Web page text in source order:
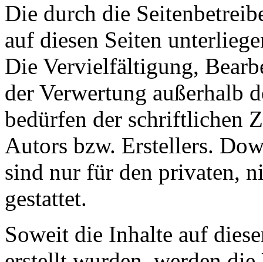
Die durch die
auf diesen Seiten
Die Vervielfältigung,
der Verwertung außerhalb
bedürfen der schriftlichen
Autors bzw. Erstellers.
sind nur für den privaten,
gestattet.
Soweit die Inhalte auf